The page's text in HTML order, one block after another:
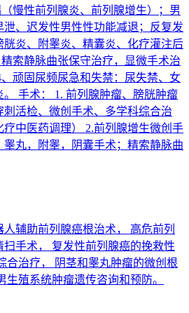
慢性前列腺炎、前列腺增生）；男
、迟发性男性性功能减退；反复发
炎、附睾炎、精囊炎、化疗灌注后
索静脉曲张保守治疗，显微手术治
顽固尿频尿急和失禁：尿失禁、女
手术： 1. 前列腺肿瘤、膀胱肿瘤
活检、微创手术、多学科综合治
中医药调理） 2.前列腺增生微创手
丸，附睾，阴囊手术；精索静脉曲
辅助前列腺癌根治术， 高危前列
手术， 复发性前列腺癌的挽救性
合治疗， 阴茎和睾丸肿瘤的微创根
生殖系统肿瘤遗传咨询和预防。